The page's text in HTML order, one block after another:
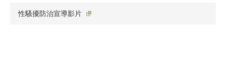
性騷擾防治宣導影片